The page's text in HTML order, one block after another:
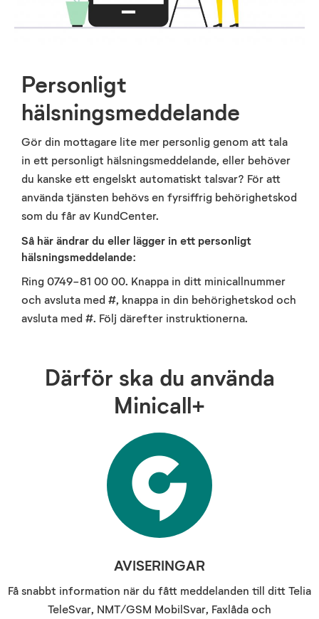
Personligt
hälsningsmeddelande
Gör din mottagare lite mer personlig genom att tala
in ett personligt hälsningsmeddelande, eller behöver
du kanske ett engelskt automatiskt talsvar? För att
använda tjänsten behövs en fyrsiffrig behörighetskod
som du får av KundCenter.
Så här ändrar du eller lägger in ett personligt
hälsningsmeddelande:
Ring 0749-81 00 00. Knappa in ditt minicallnummer
och avsluta med #, knappa in din behörighetskod och
avsluta med #. Följ därefter instruktionerna.
Därför ska du använda
Minicall+
AVISERINGAR
Få snabbt information när du fått meddelanden till ditt Telia
TeleSvar, NMT/GSM MobilSvar, Faxlåda och